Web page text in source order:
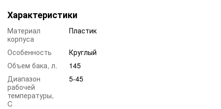
Характеристики
Материал
корпуса
Пластик
Особенность
Круглый
Объем бака, л.
145
Диапазон
рабочей
температуры,
C
5-45